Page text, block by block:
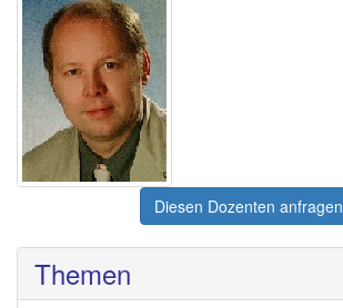
Diesen Dozenten anfragen
Themen